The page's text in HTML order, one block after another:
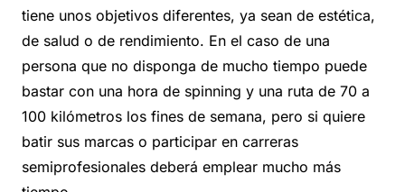
tiene unos objetivos diferentes, ya sean de estética,
de salud o de rendimiento. En el caso de una
persona que no disponga de mucho tiempo puede
bastar con una hora de spinning y una ruta de 70 a
100 kilómetros los fines de semana, pero si quiere
batir sus marcas o participar en carreras
semiprofesionales deberá emplear mucho más